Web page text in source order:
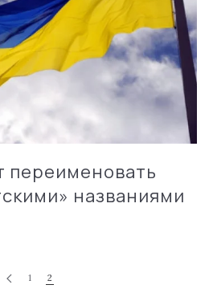
переименовать
названиями
1 2